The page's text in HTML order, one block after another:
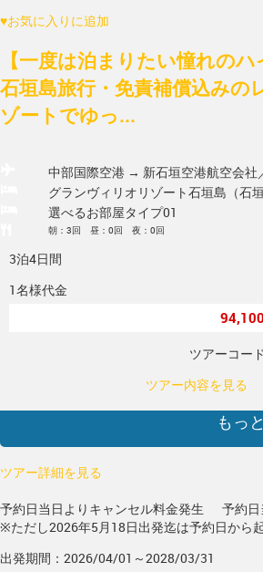
♥お気に入りに追加
【一度は泊まりたい憧れの
石垣島旅行・免責補償込み
ゾートでゆっ...
中部国際空港 → 新石垣空港航空会社
グランヴィリオリゾート石垣島（石
選べるお部屋タイプ01
朝：3回 昼：0回 夜：0回
3泊4日間
1名様代金
ツアーコー
ツアー内容を見る
もっ
ツアー詳細を見る
予約日当日よりキャンセル料金発生
予約
※ただし2026年5月18日出発迄は予約日から
出発期間：2026/04/01～2028/03/31